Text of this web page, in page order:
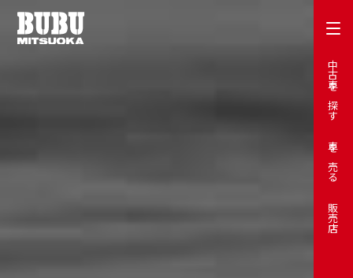
中古車を探す
車を売る
販売店